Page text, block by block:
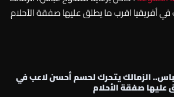
أفريقيا اقرب ما يطلق عليها صفقة الأحلام
الزمالك يتحرك لحسم أحسن لاعب في
عليها صفقة الأحلام